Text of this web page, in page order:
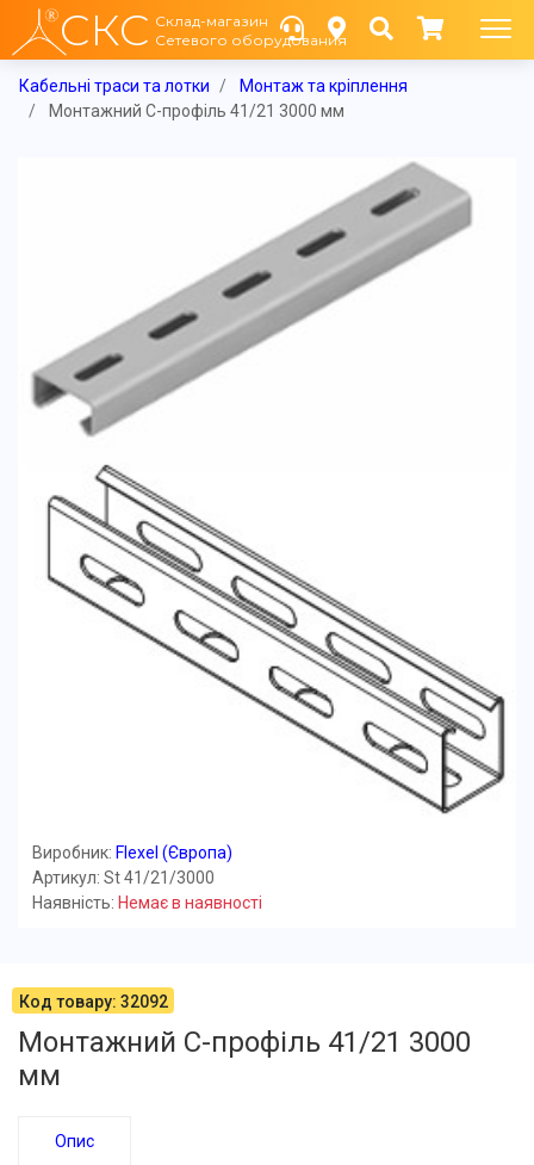
СКС Склад-магазин
Сетевого оборудования
Кабельні траси та лотки
Монтаж та кріплення
Монтажний C-профіль 41/21 3000 мм
Виробник: Flexel (Європа)
Артикул: St 41/21/3000
Наявність: Немає в наявності
Код товару: 32092
Монтажний C-профіль 41/21 3000
мм
Опис